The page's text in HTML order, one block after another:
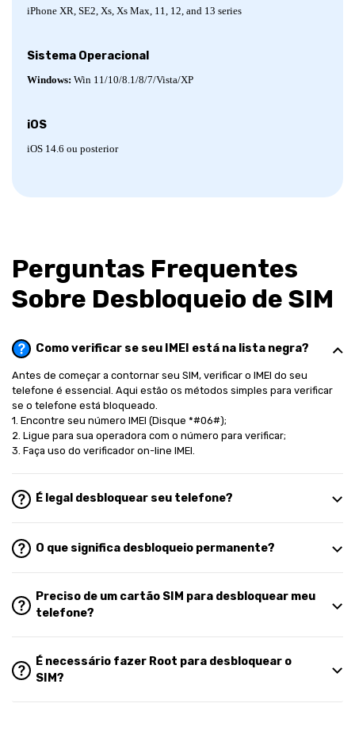
iPhone XR, SE2, Xs, Xs Max, 11, 12, and 13 series
Sistema Operacional
Windows: Win 11/10/8.1/8/7/Vista/XP
iOS
iOS 14.6 ou posterior
Perguntas Frequentes
Sobre Desbloqueio de SIM
Como verificar se seu IMEI está na lista negra?
Antes de começar a contornar seu SIM, verificar o IMEI do seu
telefone é essencial. Aqui estão os métodos simples para verificar
se o telefone está bloqueado.
1. Encontre seu número IMEI (Disque *#06#);
2. Ligue para sua operadora com o número para verificar;
3. Faça uso do verificador on-line IMEI.
É legal desbloquear seu telefone?
O que significa desbloqueio permanente?
Preciso de um cartão SIM para desbloquear meu
telefone?
É necessário fazer Root para desbloquear o
SIM?